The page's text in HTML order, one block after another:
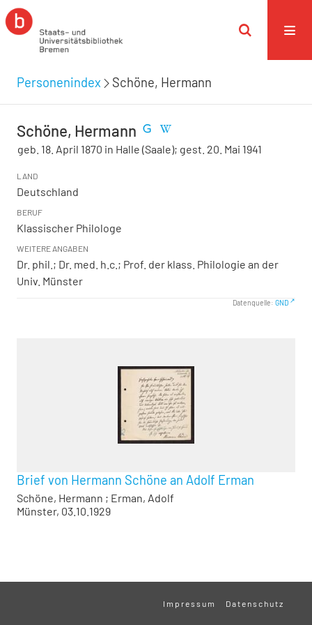
Personenindex Schöne, Hermann
Schöne, Hermann
geb. 18. April 1870 in Halle (Saale); gest. 20. Mai 1941
LAND
Deutschland
BERUF
Klassischer Philologe
WEITERE ANGABEN
Dr. phil.; Dr. med. h.c.; Prof. der klass. Philologie an der
Univ. Münster
Datenquelle: GND
Brief von Hermann Schöne an Adolf Erman
Schöne, Hermann ; Erman, Adolf
Münster, 03.10.1929
Impressum Datenschutz